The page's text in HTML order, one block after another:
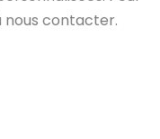
nous contacter.